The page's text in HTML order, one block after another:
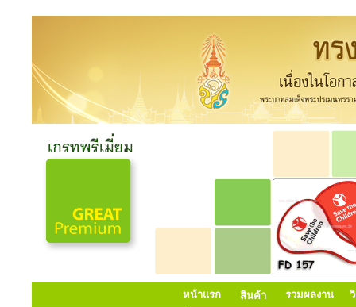
หน้าแรก สินค้า รวมผลงาน